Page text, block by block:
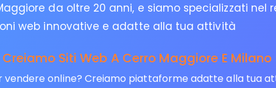
da oltre 20 anni, e siamo specializzati nel
web innovative e adatte alla tua attività
Siti Web A Cerro Maggiore E Milano
vendere online? Creiamo piattaforme adatte alla tua